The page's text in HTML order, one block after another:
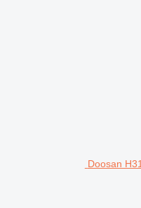
Doosan